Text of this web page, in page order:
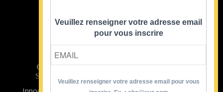
Formations
CRISTINA
SOUTIENT
Veuillez renseigner votre adresse email
pour vous inscrire
Veuillez renseigner votre adresse email pour vous